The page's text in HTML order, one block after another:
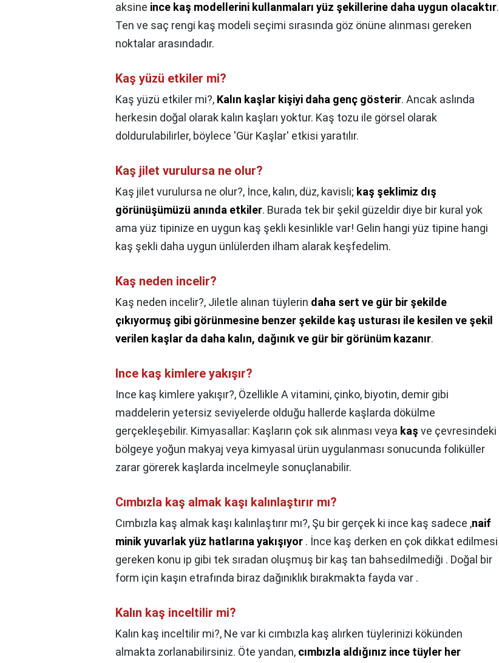
aksine ince kaş modellerini kullanmaları yüz şekillerine daha uygun olacaktır.
Ten ve saç rengi kaş modeli seçimi sırasında göz önüne alınması gereken
noktalar arasındadır.
Kaş yüzü etkiler mi?
Kaş yüzü etkiler mi?, Kalın kaşlar kişiyi daha genç gösterir. Ancak aslında
herkesin doğal olarak kalın kaşları yoktur. Kaş tozu ile görsel olarak
doldurulabilirler, böylece 'Gür Kaşlar' etkisi yaratılır.
Kaş jilet vurulursa ne olur?
Kaş jilet vurulursa ne olur?, İnce, kalın, düz, kavisli; kaş şeklimiz dış
görünüşümüzü anında etkiler. Burada tek bir şekil güzeldir diye bir kural yok
ama yüz tipinize en uygun kaş şekli kesinlikle var! Gelin hangi yüz tipine hangi
kaş şekli daha uygun ünlülerden ilham alarak keşfedelim.
Kaş neden incelir?
Kaş neden incelir?, Jiletle alınan tüylerin daha sert ve gür bir şekilde
çıkıyormuş gibi görünmesine benzer şekilde kaş usturası ile kesilen ve şekil
verilen kaşlar da daha kalın, dağınık ve gür bir görünüm kazanır.
Ince kaş kimlere yakışır?
Ince kaş kimlere yakışır?, Özellikle A vitamini, çinko, biyotin, demir gibi
maddelerin yetersiz seviyelerde olduğu hallerde kaşlarda dökülme
gerçekleşebilir. Kimyasallar: Kaşların çok sık alınması veya kaş ve çevresindeki
bölgeye yoğun makyaj veya kimyasal ürün uygulanması sonucunda foliküller
zarar görerek kaşlarda incelmeyle sonuçlanabilir.
Cımbızla kaş almak kaşı kalınlaştırır mı?
Cımbızla kaş almak kaşı kalınlaştırır mı?, Şu bir gerçek ki ince kaş sadece ,naif
minik yuvarlak yüz hatlarına yakışıyor . İnce kaş derken en çok dikkat edilmesi
gereken konu ip gibi tek sıradan oluşmuş bir kaş tan bahsedilmediği . Doğal bir
form için kaşın etrafında biraz dağınıklık bırakmakta fayda var .
Kalın kaş inceltilir mi?
Kalın kaş inceltilir mi?, Ne var ki cımbızla kaş alırken tüylerinizi kökünden
almakta zorlanabilirsiniz. Öte yandan, cımbızla aldığınız ince tüyler her